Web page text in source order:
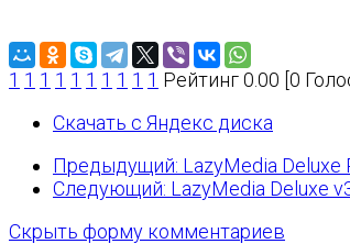
1 1 1 1 1 1 1 1 1 1 Рейтинг 0.00 [0
Скачать с Яндекс диска
Предыдущий: LazyMedia Deluxe
Следующий: LazyMedia Deluxe
Скрыть форму комментариев